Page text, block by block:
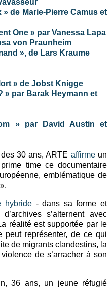
de Marie-Pierre Camus et
One » par Vanessa Lapa
von Praunheim
», de Lars Kraume
» de Jobst Knigge
» par Barak Heymann et
» par David Austin et
30 ans, ARTE affirmeun
time ce documentaire
emblématique de
hybride - dans sa forme et
s’alternent avec
réalité est supportée par le
peut représenter, de ce qui
de migrants clandestins, la
de s’arracher à son
36 ans, un jeune réfugié